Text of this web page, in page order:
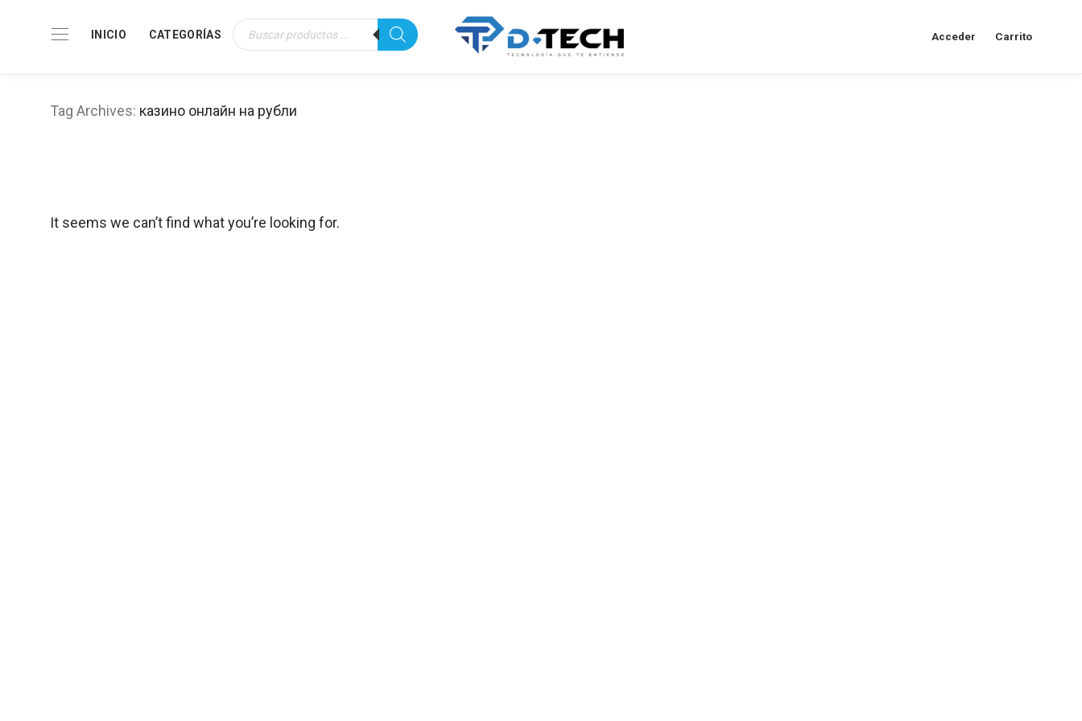
INICIO CATEGORÍAS
Búsqueda
de
Acceder Carrito
Tag Archives: казино онлайн на рубли
It seems we can’t find what you’re looking for.